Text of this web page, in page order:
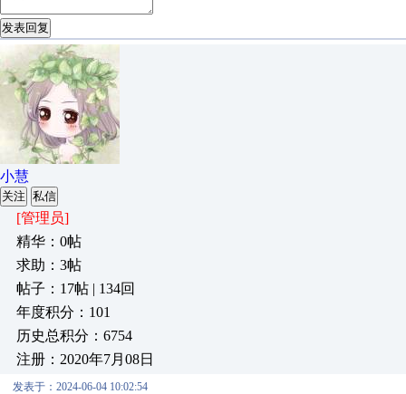
发表回复
小慧
关注 私信
[管理员]
精华：0帖
求助：3帖
帖子：17帖 | 134回
年度积分：101
历史总积分：6754
注册：2020年7月08日
发表于：2024-06-04 10:02:54